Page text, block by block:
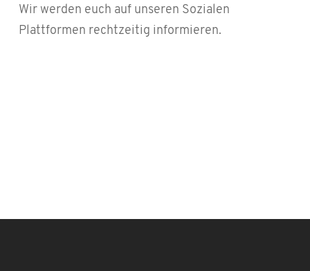
Wir werden euch auf unseren Sozialen
Plattformen rechtzeitig informieren.